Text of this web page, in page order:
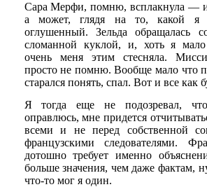
Сара Мерфи, помню, всплакнула —
а может, глядя на то, какой я
оглушенный. Зельда обращалась
сломанной куклой, и, хоть я
очень меня этим стесняла.
просто не помню. Вообще мало что
старался понять, спал. Вот и все как
Я тогда еще не подозревал,
оправлюсь, мне придется
всеми и не перед собственной
французскими следователями.
дотошно требует именно
больше значения, чем даже фактам,
что-то мог я один.